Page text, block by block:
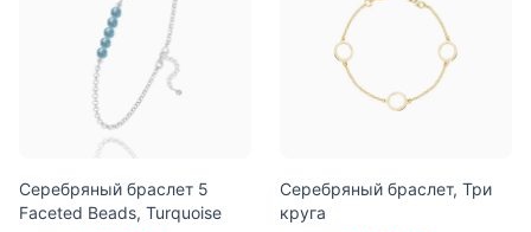
Серебряный браслет 5
Faceted Beads, Turquoise
Серебряный браслет, Три
круга